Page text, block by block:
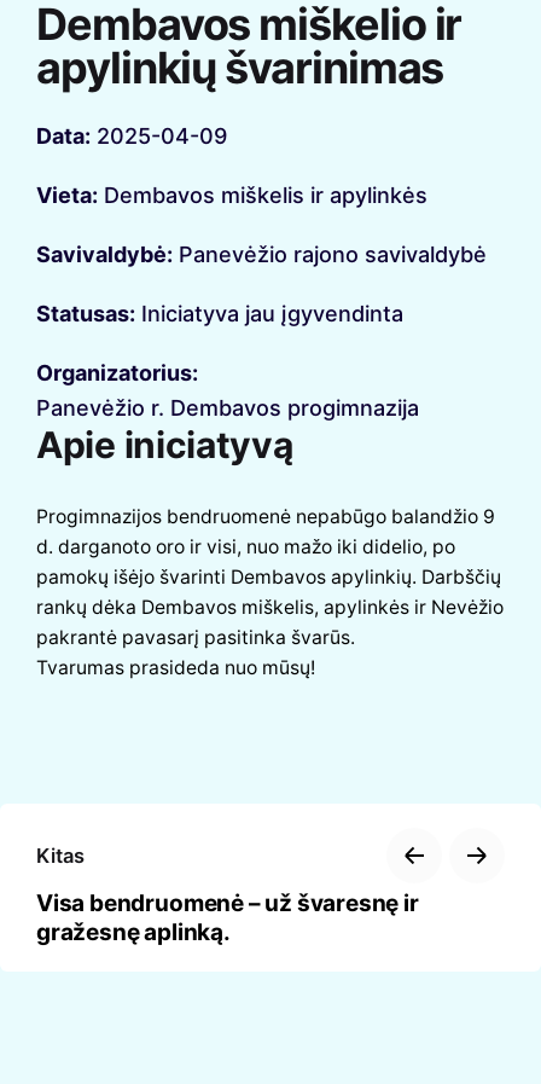
Dembavos miškelio ir
apylinkių švarinimas
Data: 2025-04-09
Vieta: Dembavos miškelis ir apylinkės
Savivaldybė: Panevėžio rajono savivaldybė
Statusas: Iniciatyva jau įgyvendinta
Organizatorius:
Panevėžio r. Dembavos progimnazija
Apie iniciatyvą
Progimnazijos bendruomenė nepabūgo balandžio 9
d. darganoto oro ir visi, nuo mažo iki didelio, po
pamokų išėjo švarinti Dembavos apylinkių. Darbščių
rankų dėka Dembavos miškelis, apylinkės ir Nevėžio
pakrantė pavasarį pasitinka švarūs.
Tvarumas prasideda nuo mūsų!
Kitas
Visa bendruomenė – už švaresnę ir
gražesnę aplinką.